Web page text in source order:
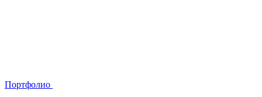
Портфолио